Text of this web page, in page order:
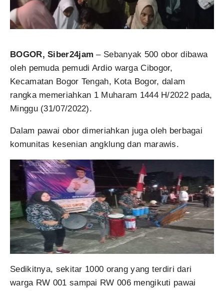
BOGOR, Siber24jam – Sebanyak 500 obor dibawa
oleh pemuda pemudi Ardio warga Cibogor,
Kecamatan Bogor Tengah, Kota Bogor, dalam
rangka memeriahkan 1 Muharam 1444 H/2022 pada,
Minggu (31/07/2022).
Dalam pawai obor dimeriahkan juga oleh berbagai
komunitas kesenian angklung dan marawis.
Sedikitnya, sekitar 1000 orang yang terdiri dari
warga RW 001 sampai RW 006 mengikuti pawai